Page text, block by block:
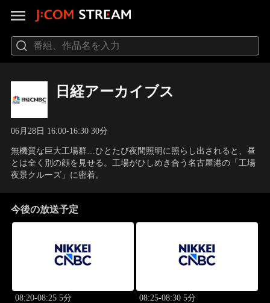
日経アーカイブス
06月28日 16:00-16:30 30分
無機質な巨大工場群…ひとたび夜間照明に照らし出されると、昼
とは全く別の顔を見せる。工場がひしめき合う名古屋港の「工場
夜景クルーズ」に密着。
今後の放送予定
08:20-08:25 5分 08:25-08:30 5分